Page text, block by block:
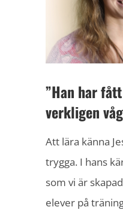
”Han har
verkligen
Att lära känna
trygga. I hans
som vi är
elever på